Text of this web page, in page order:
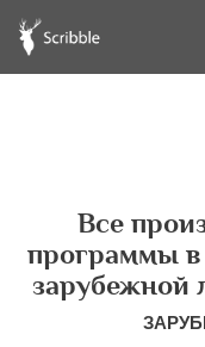
Все
программы в
зарубежной